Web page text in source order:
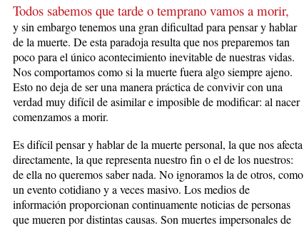
Todos sabemos que tarde o temprano vamos a morir,
y sin embargo tenemos una gran dificultad para pensar y hablar
de la muerte. De esta paradoja resulta que nos preparemos tan
poco para el único acontecimiento inevitable de nuestras vidas.
Nos comportamos como si la muerte fuera algo siempre ajeno.
Esto no deja de ser una manera práctica de convivir con una
verdad muy difícil de asimilar e imposible de modificar: al nacer
comenzamos a morir.
Es difícil pensar y hablar de la muerte personal, la que nos afecta
directamente, la que representa nuestro fin o el de los nuestros:
de ella no queremos saber nada. No ignoramos la de otros, como
un evento cotidiano y a veces masivo. Los medios de
información proporcionan continuamente noticias de personas
que mueren por distintas causas. Son muertes impersonales de